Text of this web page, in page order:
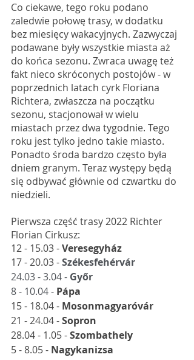
Co ciekawe, tego roku podano
zaledwie połowę trasy, w dodatku
bez miesięcy wakacyjnych. Zazwyczaj
podawane były wszystkie miasta aż
do końca sezonu. Zwraca uwagę też
fakt nieco skróconych postojów - w
poprzednich latach cyrk Floriana
Richtera, zwłaszcza na początku
sezonu, stacjonował w wielu
miastach przez dwa tygodnie. Tego
roku jest tylko jedno takie miasto.
Ponadto środa bardzo często była
dniem granym. Teraz występy będą
się odbywać głównie od czwartku do
niedzieli.
Pierwsza część trasy 2022 Richter
Florian Cirkusz:
12 - 15.03 - Veresegyház
17 - 20.03 - Székesfehérvár
24.03 - 3.04 - Győr
8 - 10.04 - Pápa
15 - 18.04 - Mosonmagyaróvár
21 - 24.04 - Sopron
28.04 - 1.05 - Szombathely
5 - 8.05 - Nagykanizsa